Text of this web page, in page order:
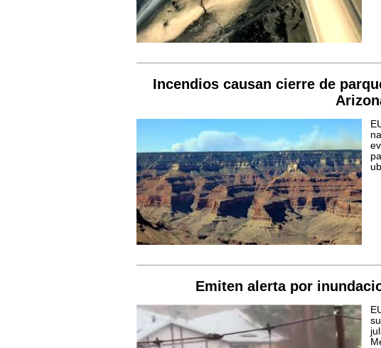
Incendios causan cierre de
Emiten alerta por